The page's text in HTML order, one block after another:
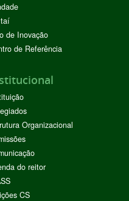
de Inovação
de Referência
Organizacional
do reitor
CS